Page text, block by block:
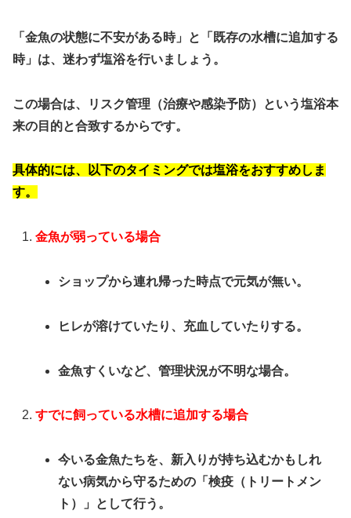
「金魚の状態に不安がある時」と「既存の水槽に追加する
時」は、迷わず塩浴を行いましょう。
この場合は、リスク管理（治療や感染予防）という塩浴本
来の目的と合致するからです。
具体的には、以下のタイミングでは塩浴をおすすめしま
す。
金魚が弱っている場合
ショップから連れ帰った時点で元気が無い。
ヒレが溶けていたり、充血していたりする。
金魚すくいなど、管理状況が不明な場合。
すでに飼っている水槽に追加する場合
今いる金魚たちを、新入りが持ち込むかもしれ
ない病気から守るための「検疫（トリートメン
ト）」として行う。